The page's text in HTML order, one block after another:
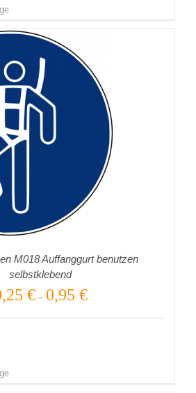
M018 Auffanggurt benutzen
selbstklebend
€– 0,95 €